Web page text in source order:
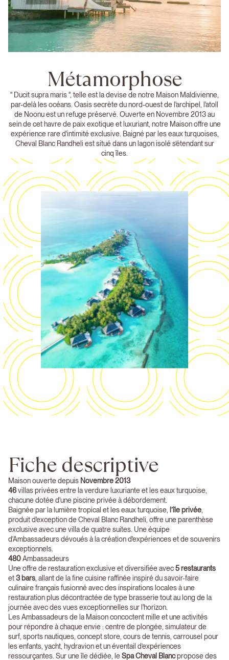
Métamorphose
" Ducit supra maris ", telle est la devise de notre Maison Maldivienne,
par-delà les océans. Oasis secrète du nord-ouest de l'archipel, l'atoll
de Noonu est un refuge préservé. Ouverte en Novembre 2013 au
sein de cet havre de paix exotique et luxuriant, notre Maison offre une
expérience rare d'intimité exclusive. Baigné par les eaux turquoises,
Cheval Blanc Randheli est situé dans un lagon isolé s’étendant sur
cinq îles.
Fiche descriptive
Maison ouverte depuis Novembre 2013
46villas privées entre la verdure luxuriante et les eaux turquoise,
chacune dotée d'une piscine privée à débordement.
Baignée par la lumière tropical et les eaux turquoise, l’île privée
produit d'exception de Cheval Blanc Randheli, offre une parenthèse
exclusive avec une villa de quatre suites. Une équipe
d'Ambassadeurs dévoués à la création d'expériences et de souvenirs
exceptionnels.
480Ambassadeurs
Une offre de restauration exclusive et diversifiée avec5 restaurants
et3 bars , allant de la fine cuisine raffinée inspiré du savoir-faire
culinaire français fusionné avec des inspirations locales à une
restauration plus décontractée de type brasserie tout au long de la
journée avec des vues exceptionnelles sur l'horizon.
Les Ambassadeurs de la Maison concoctent mille et une activités
pour répondre à chaque envie : centre de plongée, simulateur de
surf, sports nautiques, concept store, cours de tennis, carrousel pour
les enfants, yacht, hydravion et un éventail d’expériences
ressourçantes. Sur une île dédiée, leSpa Cheval Blancpropose des